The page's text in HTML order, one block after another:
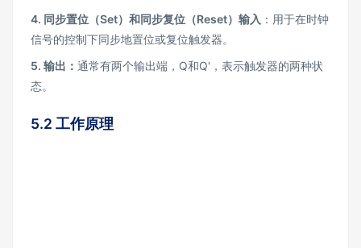
4. 同步置位（Set）和同步复位（Reset）输入 ：用于在时钟
信号的控制下同步地置位或复位触发器。
5. 输出： 通常有两个输出端，Q和Q'，表示触发器的两种状
态。
5.2 工作原理